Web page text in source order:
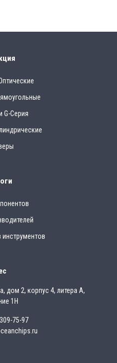
G-Серия
инструментов
дом 2, корпус 4, литера А,
1Н
75-97